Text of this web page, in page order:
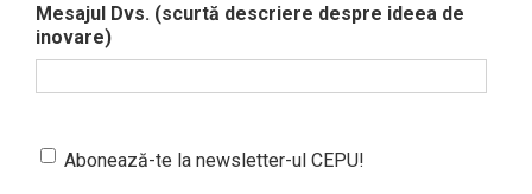
Mesajul Dvs. (scurtă descriere despre ideea de
inovare)
Abonează-te la newsletter-ul CEPU!